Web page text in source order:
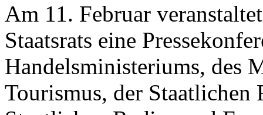
Am 11. Februar
Staatsrats eine
Handelsministeriums, des
Tourismus, der Staatlichen